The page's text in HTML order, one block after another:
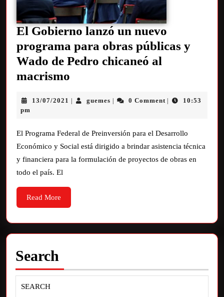
El Gobierno lanzó un nuevo
programa para obras públicas y
Wado de Pedro chicaneó al
macrismo
13/07/2021 | guemes | 0 Comment |
10:53
pm
El Programa Federal de Preinversión para el Desarrollo
Económico y Social está dirigido a brindar asistencia técnica
y financiera para la formulación de proyectos de obras en
todo el país. El
Read More
Search